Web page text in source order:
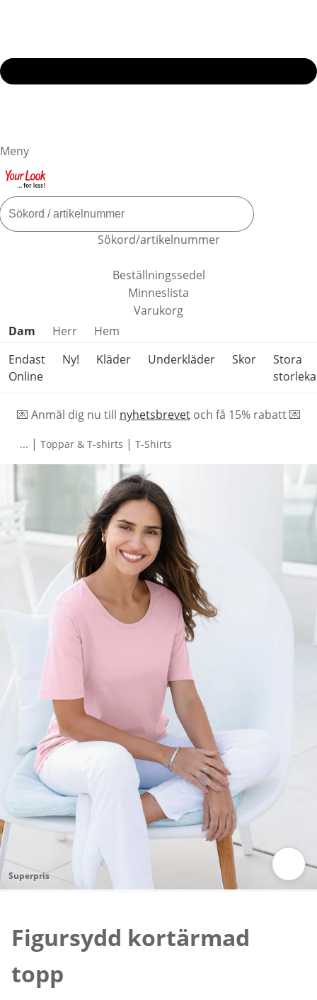
Meny
Sökord/artikelnummer
Beställningssedel
Minneslista
Varukorg
Hoppa över produktkategorier
Dam Herr
Hem
Endast
Online
Ny! Kläder Underkläder Skor
Stora
💌 Anmäl dig nu till nyhetsbrevetoch få 15% rabatt 💌
... | Toppar & T-shirts | T-Shirts
Superpris
Figursydd kortärmad
topp